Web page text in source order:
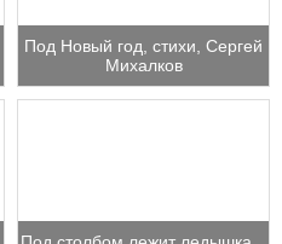
Под Новый год, стихи, Сергей
Михалков